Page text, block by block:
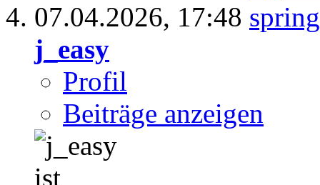
07.04.2026, 17:48
j_easy
Profil
Beiträge anzeigen